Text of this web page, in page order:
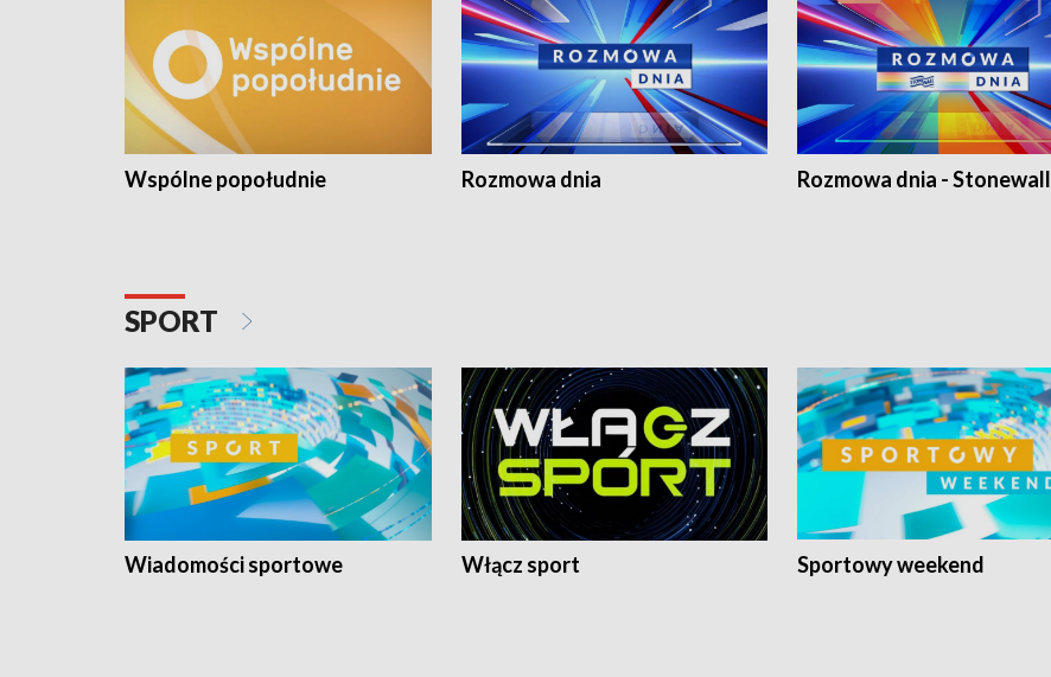
Wspólne popołudnie Rozmowa dnia Rozmowa dnia - Stonewall
SPORT
Wiadomości sportowe Włącz sport Sportowy weekend